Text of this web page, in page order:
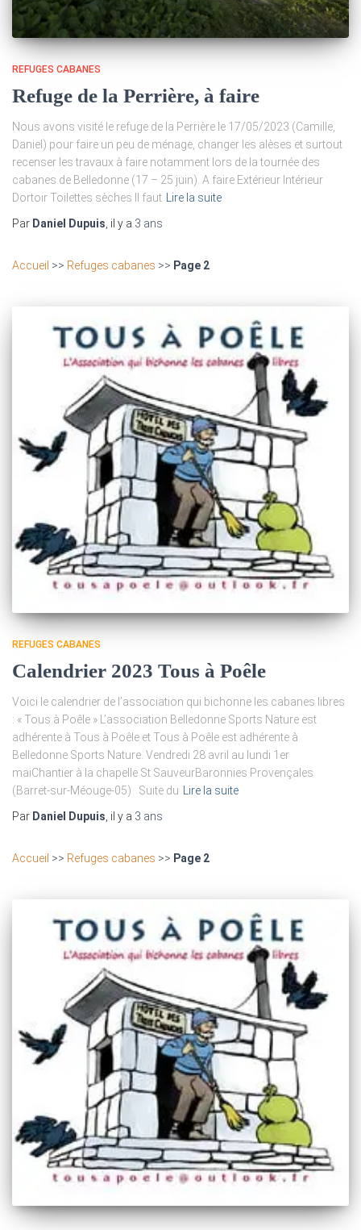
REFUGES CABANES
Refuge de la Perrière, à faire
Nous avons visité le refuge de la Perrière le 17/05/2023 (Camille,
Daniel) pour faire un peu de ménage, changer les alèses et surtout
recenser les travaux à faire notamment lors de la tournée des
cabanes de Belledonne (17 – 25 juin). A faire Extérieur Intérieur
Dortoir Toilettes sèches Il faut
Lire la suite
Par Daniel Dupuis , il y a 3 ans
Accueil >> Refuges cabanes >> Page 2
REFUGES CABANES
Calendrier 2023 Tous à Poêle
Voici le calendrier de l’association qui bichonne les cabanes libres
: « Tous à Poêle ».L’association Belledonne Sports Nature est
adhérente à Tous à Poêle et Tous à Poêle est adhérente à
Belledonne Sports Nature. Vendredi 28 avril au lundi 1er
maiChantier à la chapelle St SauveurBaronnies Provençales
(Barret-sur-Méouge-05) Suite du
Lire la suite
Par Daniel Dupuis , il y a 3 ans
Accueil >> Refuges cabanes >> Page 2